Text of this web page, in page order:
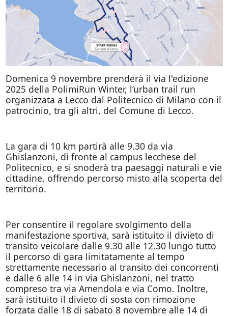
Domenica 9 novembre prenderà il via l'edizione
2025 della PolimiRun Winter, l’urban trail run
organizzata a Lecco dal Politecnico di Milano con il
patrocinio, tra gli altri, del Comune di Lecco.
La gara di 10 km partirà alle 9.30 da via
Ghislanzoni, di fronte al campus lecchese del
Politecnico, e si snoderà tra paesaggi naturali e vie
cittadine, offrendo percorso misto alla scoperta del
territorio.
Per consentire il regolare svolgimento della
manifestazione sportiva, sarà istituito il divieto di
transito veicolare dalle 9.30 alle 12.30 lungo tutto
il percorso di gara limitatamente al tempo
strettamente necessario al transito dei concorrenti
e dalle 6 alle 14 in via Ghislanzoni, nel tratto
compreso tra via Amendola e via Como. Inoltre,
sarà istituito il divieto di sosta con rimozione
forzata dalle 18 di sabato 8 novembre alle 14 di